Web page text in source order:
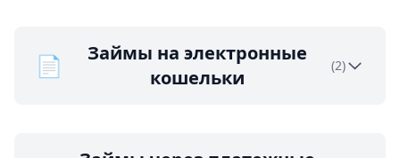
📄
Займы на электронные
кошельки
(2)